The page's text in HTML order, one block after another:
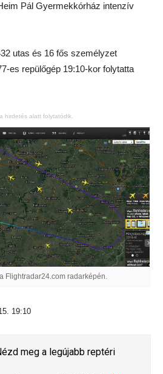
Pál Gyermekkórház intenzív
utas és 16 fős személyzet
es repülőgép 19:10-kor folytatta
hirdetés alatt folytatódik.
Flightradar24.com radarképén.
19:10
meg a legújabb reptéri